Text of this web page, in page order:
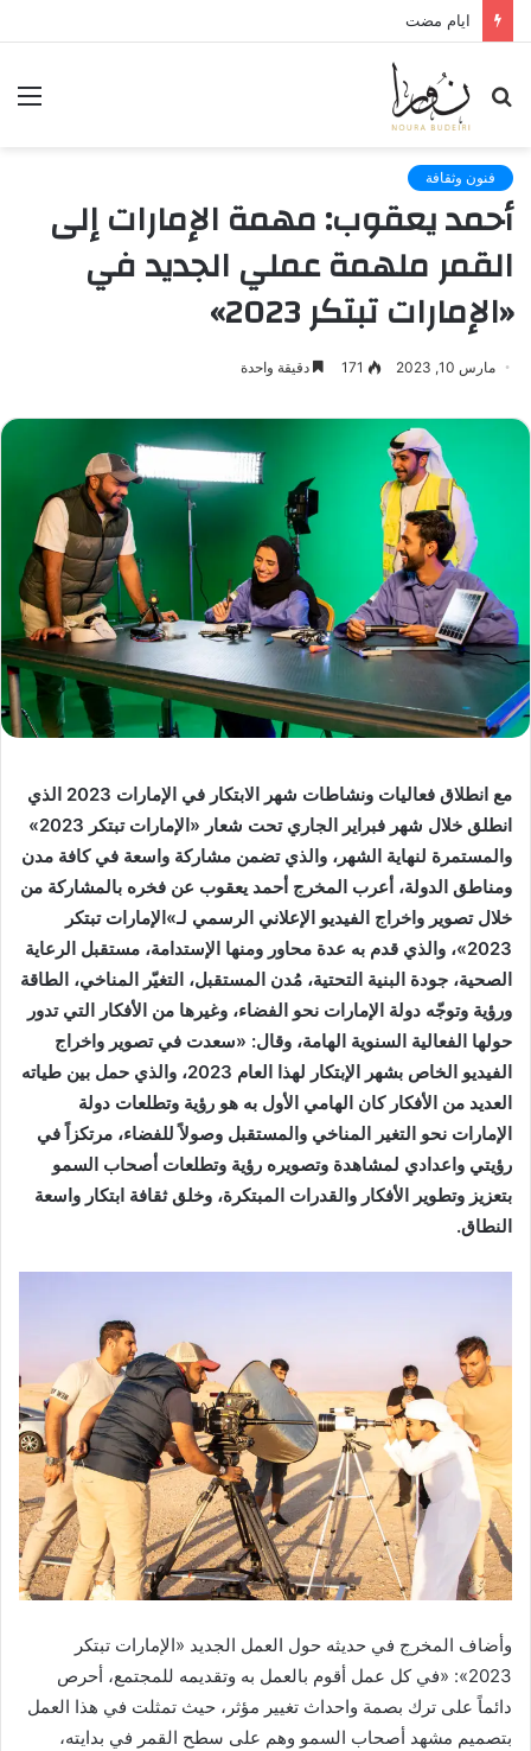
لعنة الذاكرة وذنب النجاة
بحث
عن
فنون وثقافة
أحمد يعقوب: مهمة الإمارات إلى
القمر ملهمة عملي الجديد في
«الإمارات تبتكر 2023»
مارس 10, 2023 171 دقيقة واحدة
مع انطلاق فعاليات ونشاطات شهر الابتكار في الإمارات 2023 الذي
انطلق خلال شهر فبراير الجاري تحت شعار «الإمارات تبتكر 2023»
والمستمرة لنهاية الشهر، والذي تضمن مشاركة واسعة في كافة مدن
ومناطق الدولة، أعرب المخرج أحمد يعقوب عن فخره بالمشاركة من
خلال تصوير واخراج الفيديو الإعلاني الرسمي لـ»الإمارات تبتكر
2023»، والذي قدم به عدة محاور ومنها الإستدامة، مستقبل الرعاية
الصحية، جودة البنية التحتية، مُدن المستقبل، التغيّر المناخي، الطاقة
ورؤية وتوجّه دولة الإمارات نحو الفضاء، وغيرها من الأفكار التي تدور
حولها الفعالية السنوية الهامة، وقال: «سعدت في تصوير واخراج
الفيديو الخاص بشهر الإبتكار لهذا العام 2023، والذي حمل بين طياته
العديد من الأفكار كان الهامي الأول به هو رؤية وتطلعات دولة
الإمارات نحو التغير المناخي والمستقبل وصولاً للفضاء، مرتكزاً في
رؤيتي واعدادي لمشاهدة وتصويره رؤية وتطلعات أصحاب السمو
بتعزيز وتطوير الأفكار والقدرات المبتكرة، وخلق ثقافة ابتكار واسعة
النطاق.
وأضاف المخرج في حديثه حول العمل الجديد «الإمارات تبتكر
2023»: «في كل عمل أقوم بالعمل به وتقديمه للمجتمع، أحرص
دائماً على ترك بصمة واحداث تغيير مؤثر، حيث تمثلت في هذا العمل
بتصميم مشهد أصحاب السمو وهم على سطح القمر في بدايته،